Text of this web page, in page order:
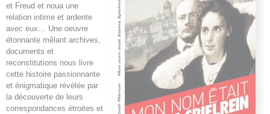
et Freud et noua une
relation intime et ardente
avec eux… Une oeuvre
étonnante mêlant archives,
documents et
reconstitutions nous livre
cette histoire passionnante
et énigmatique révélée par
la découverte de leurs
correspondances étroites et